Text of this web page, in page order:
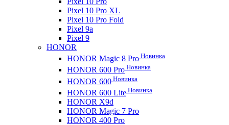
Pixel 10 Pro XL
Pixel 10 Pro Fold
Pixel 9a
Pixel 9
HONOR
HONOR Magic 8 Pro Новинка
HONOR 600 Pro Новинка
HONOR 600 Новинка
HONOR 600 Lite Новинка
HONOR X9d
HONOR Magic 7 Pro
HONOR 400 Pro